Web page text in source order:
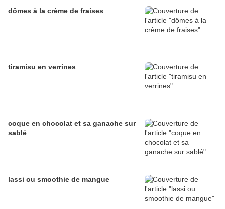
dômes à la crème de fraises
tiramisu en verrines
coque en chocolat et sa ganache sur
sablé
lassi ou smoothie de mangue